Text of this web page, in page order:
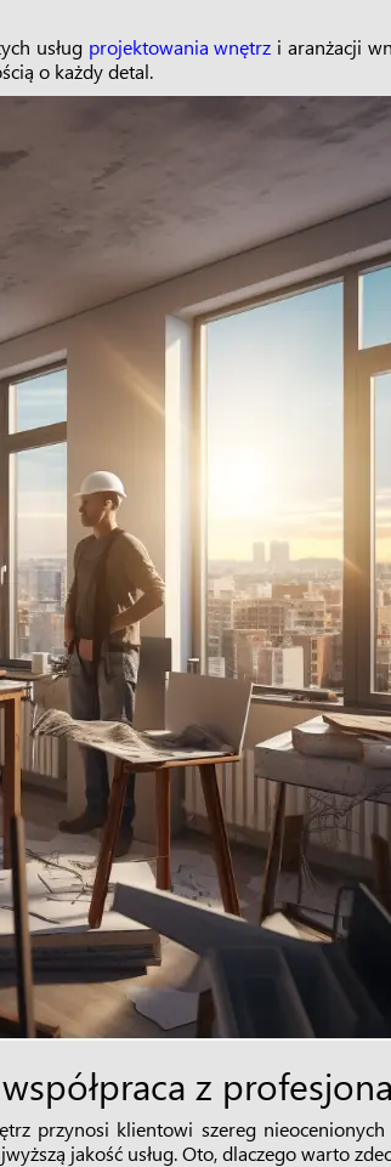
usług projektowania wnętrz i aranżacji
o każdy detal.
z
przynosi klientowi szereg
jakość usług. Oto, dlaczego warto